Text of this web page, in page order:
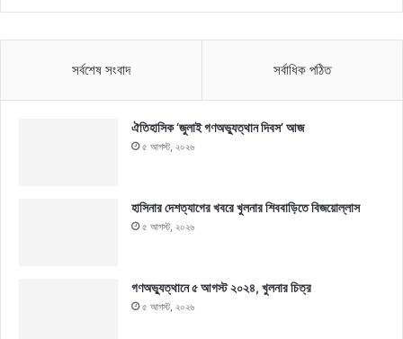
সর্বশেষ সংবাদ সর্বাধিক পঠিত
ঐতিহাসিক ‘জুলাই গণঅভ্যুত্থান দিবস’ আজ
৫ আগস্ট, ২০২৬
হাসিনার দেশত্যাগের খবরে খুলনার শিববাড়িতে বিজয়োল্লাস
৫ আগস্ট, ২০২৬
গণঅভ্যুত্থানে ৫ আগস্ট ২০২৪, খুলনার চিত্র
৫ আগস্ট, ২০২৬